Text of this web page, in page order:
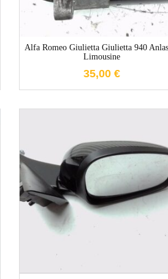
Alfa Romeo Giulietta Giulietta 940
Limousine
35,00 €
1-3 Werktage